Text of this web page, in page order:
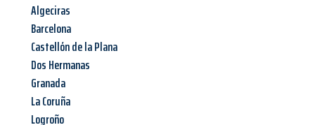
Algeciras
Barcelona
Castellón de la Plana
Dos Hermanas
Granada
La Coruña
Logroño